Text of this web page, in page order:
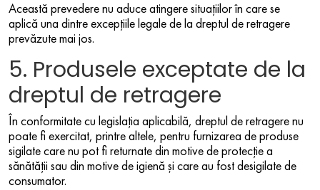
Această prevedere nu aduce atingere situațiilor în care se
aplică una dintre excepțiile legale de la dreptul de retragere
prevăzute mai jos.
5. Produsele exceptate de la
dreptul de retragere
În conformitate cu legislația aplicabilă, dreptul de retragere nu
poate fi exercitat, printre altele, pentru furnizarea de produse
sigilate care nu pot fi returnate din motive de protecție a
sănătății sau din motive de igienă și care au fost desigilate de
consumator.